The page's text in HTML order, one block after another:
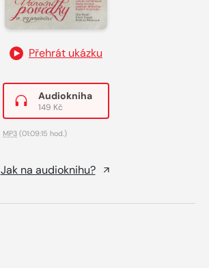
Přehrát ukázku
Audiokniha
149 Kč
MP3 (01:09:15 hod.)
Jak na audioknihu?